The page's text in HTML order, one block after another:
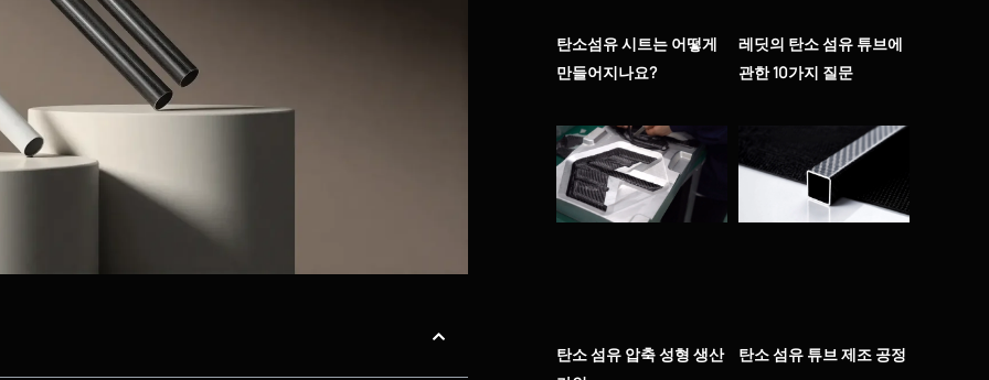
탄소섬유 시트는 어떻게
만들어지나요?
레딧의 탄소 섬유 튜브에
관한 10가지 질문
탄소 섬유 압축 성형 생산
탄소 섬유 튜브 제조 공정